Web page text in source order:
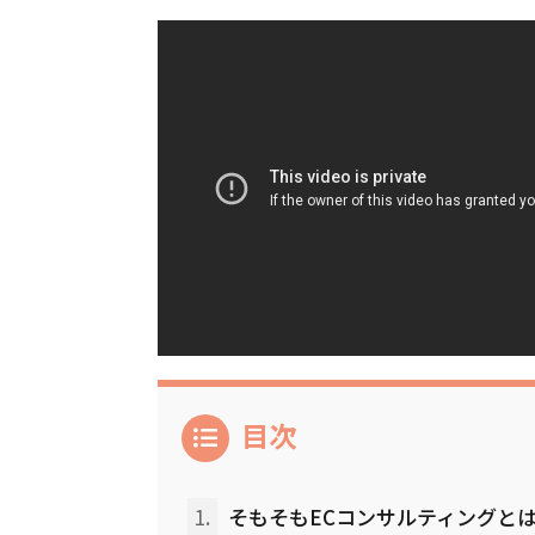
目次
1. そもそもECコンサルティングと